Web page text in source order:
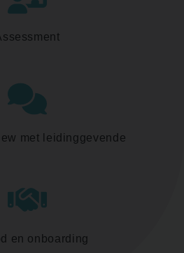
met leidinggevende
en onboarding